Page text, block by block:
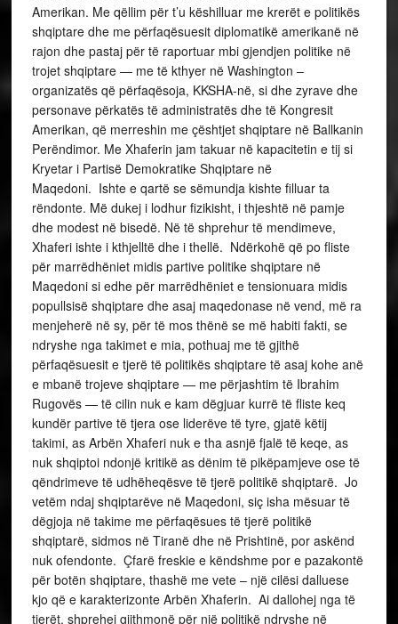
Amerikan. Me qëllim për t’u këshilluar me krerët e politikës
shqiptare dhe me përfaqësuesit diplomatikë amerikanë në
rajon dhe pastaj për të raportuar mbi gjendjen politike në
trojet shqiptare — me të kthyer në Washington –
organizatës që përfaqësoja, KKSHA-në, si dhe zyrave dhe
personave përkatës të administratës dhe të Kongresit
Amerikan, që merreshin me çështjet shqiptare në Ballkanin
Perëndimor. Me Xhaferin jam takuar në kapacitetin e tij si
Kryetar i Partisë Demokratike Shqiptare në
Maqedoni. Ishte e qartë se sëmundja kishte filluar ta
rëndonte. Më dukej i lodhur fizikisht, i thjeshtë në pamje
dhe modest në bisedë. Në të shprehur të mendimeve,
Xhaferi ishte i kthjelltë dhe i thellë. Ndërkohë që po fliste
për marrëdhëniet midis partive politike shqiptare në
Maqedoni si edhe për marrëdhëniet e tensionuara midis
popullsisë shqiptare dhe asaj maqedonase në vend, më ra
menjeherë në sy, për të mos thënë se më habiti fakti, se
ndryshe nga takimet e mia, pothuaj me të gjithë
përfaqësuesit e tjerë të politikës shqiptare të asaj kohe anë
e mbanë trojeve shqiptare — me përjashtim të Ibrahim
Rugovës — të cilin nuk e kam dëgjuar kurrë të fliste keq
kundër partive të tjera ose liderëve të tyre, gjatë këtij
takimi, as Arbën Xhaferi nuk e tha asnjë fjalë të keqe, as
nuk shqiptoi ndonjë kritikë as dënim të pikëpamjeve ose të
qëndrimeve të udhëheqësve të tjerë politikë shqiptarë. Jo
vetëm ndaj shqiptarëve në Maqedoni, siç isha mësuar të
dëgjoja në takime me përfaqësues të tjerë politikë
shqiptarë, sidmos në Tiranë dhe në Prishtinë, por askënd
nuk ofendonte. Çfarë freskie e këndshme por e pazakontë
për botën shqiptare, thashë me vete – një cilësi dalluese
kjo që e karakterizonte Arbën Xhaferin. Ai dallohej nga të
tjerët, shprehej gjithmonë për një politikë ndryshe në